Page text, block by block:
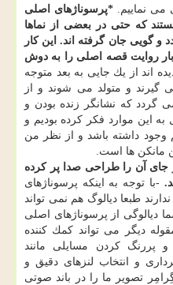
می نماییم. *پرسوناژهای اصلی
كه حتی در بعضی از نماها
و گویی جان گرفته اند. این كار
روایت قصه اصلی را به دوش
اند از یك جایی به بعد متوجه
گیرند و متولد می شوند و از
گردد كه نشانگر زنده بودن و
این موارد فكر كرده بودیم و
داشته باشد و از نظر من
مانكن ها است.
جای آن را طراحی صدا پر كرده
-با توجه به اینكه پرسوناژهای
طبعا دیالوگ هم نمی تواند
دیالوگی از پرسوناژهای اصلی
شنوید ولی در این میان ۲ مقوله دیگر می تواند كمك كننده
پررنگ كردن مسایلی مانند
و انتخاب لنزهای دقیق و
تصویر ما را در باند صوتی